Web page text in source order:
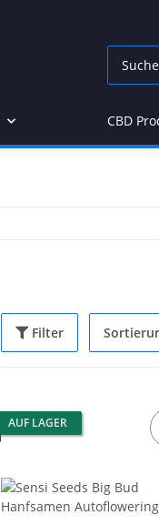
CBD
Filter
AUF LAGER